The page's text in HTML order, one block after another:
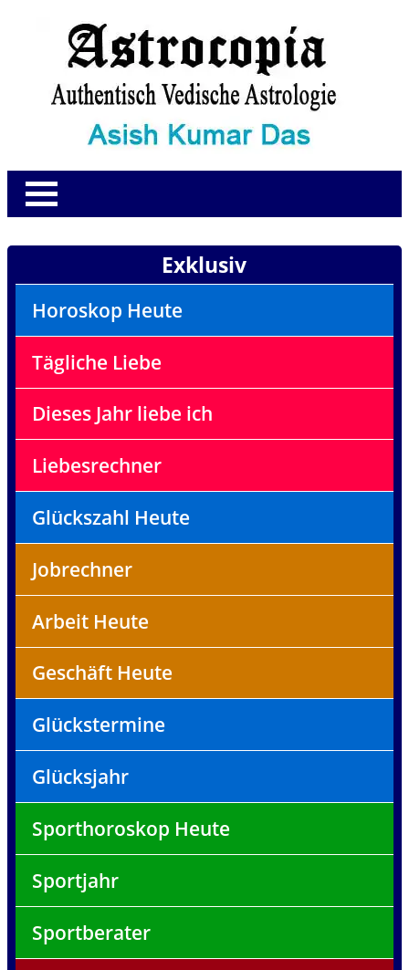
Exklusiv
Horoskop Heute
Tägliche Liebe
Dieses Jahr liebe ich
Liebesrechner
Glückszahl Heute
Jobrechner
Arbeit Heute
Geschäft Heute
Glückstermine
Glücksjahr
Sporthoroskop Heute
Sportjahr
Sportberater